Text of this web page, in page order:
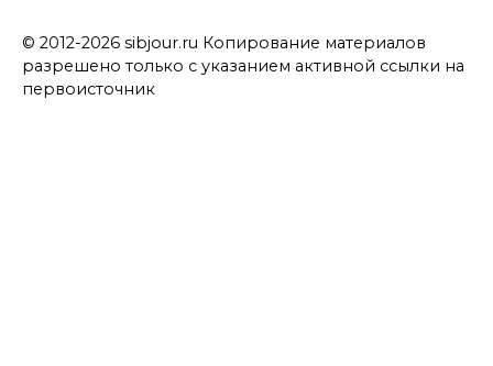
© 2012-2026 sibjour.ru Копирование материалов
разрешено только с указанием активной ссылки на
первоисточник